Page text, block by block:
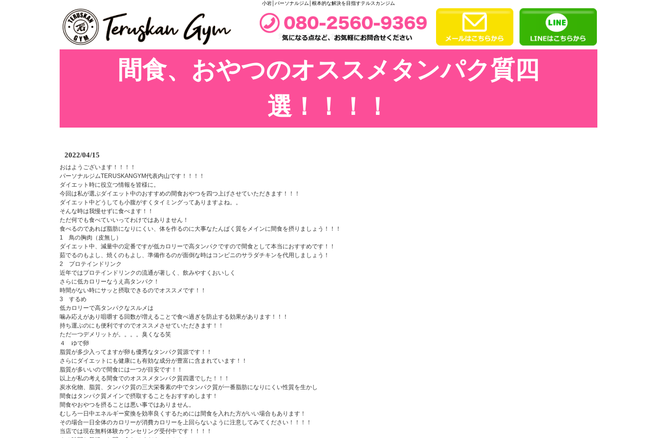
小岩│パーソナルジム│根本的な解決を目指すテルスカンジム
間食、おやつのオススメタンパク質四
選！！！！
2022/04/15
おはようございます！！！！
パーソナルジムTERUSKANGYM代表内山です！！！！
ダイエット時に役立つ情報を皆様に。
今回は私が選ぶダイエット中のおすすめの間食おやつを四つ上げさせていただきます！！！
ダイエット中どうしても小腹がすくタイミングってありますよね。。
そんな時は我慢せずに食べます！！
ただ何でも食べていいってわけではありません！
食べるのであれば脂肪になりにくい、体を作るのに大事なたんぱく質をメインに間食を摂りましょう！！！
1 鳥の胸肉（皮無し）
ダイエット中、減量中の定番ですが低カロリーで高タンパクですので間食として本当におすすめです！！
茹でるのもよし、焼くのもよし、準備作るのが面倒な時はコンビニのサラダチキンを代用しましょう！
2 プロテインドリンク
近年ではプロテインドリンクの流通が著しく、飲みやすくおいしく
さらに低カロリーなうえ高タンパク！
時間がない時にサッと摂取できるのでオススメです！！
3 するめ
低カロリーで高タンパクなスルメは
噛み応えがあり咀嚼する回数が増えることで食べ過ぎを防止する効果があります！！！
持ち運ぶのにも便利ですのでオススメさせていただきます！！
ただ一つデメリットが。。。。臭くなる笑
４ ゆで卵
脂質が多少入ってますが卵も優秀なタンパク質源です！！
さらにダイエットにも健康にも有効な成分が豊富に含まれています！！
脂質が多いいので間食には一つが目安です！！
以上が私の考える間食でのオススメタンパク質四選でした！！！
炭水化物、脂質、タンパク質の三大栄養素の中でタンパク質が一番脂肪になりにくい性質を生かし
間食はタンパク質メインで摂取することをおすすめします！
間食やおやつを摂ることは悪い事ではありません。
むしろ一日中エネルギー変換を効率良くするためには間食を入れた方がいい場合もあります！
その場合一日全体のカロリーが消費カロリーを上回らないように注意してみてください！！！！
当店では現在無料体験カウンセリング受付中です！！！！